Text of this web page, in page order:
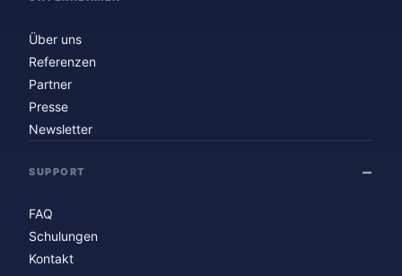
Über uns
Referenzen
Partner
Presse
Newsletter
SUPPORT
FAQ
Schulungen
Kontakt